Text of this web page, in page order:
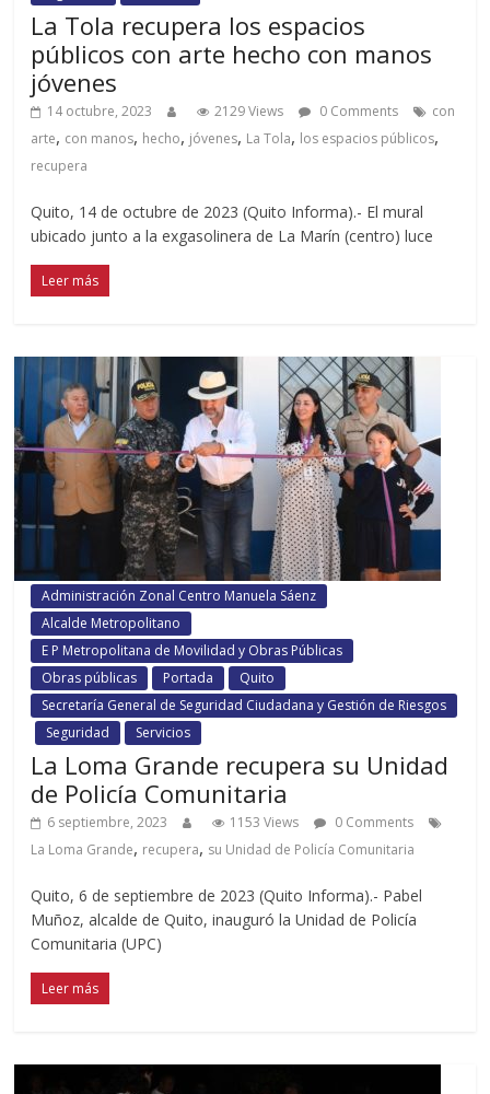
La Tola recupera los espacios
públicos con arte hecho con manos
jóvenes
14 octubre, 2023 2129 Views 0 Comments
con
arte, con manos, hecho, jóvenes, La Tola, los espacios públicos,
recupera
Quito, 14 de octubre de 2023 (Quito Informa).- El mural
ubicado junto a la exgasolinera de La Marín (centro) luce
Leer más
Administración Zonal Centro Manuela Sáenz
Alcalde Metropolitano
E P Metropolitana de Movilidad y Obras Públicas
Obras públicas
Portada
Quito
Secretaría General de Seguridad Ciudadana y Gestión de Riesgos
Seguridad
Servicios
La Loma Grande recupera su Unidad
de Policía Comunitaria
6 septiembre, 2023 1153 Views
0 Comments
La Loma Grande, recupera, su Unidad de Policía Comunitaria
Quito, 6 de septiembre de 2023 (Quito Informa).- Pabel
Muñoz, alcalde de Quito, inauguró la Unidad de Policía
Comunitaria (UPC)
Leer más